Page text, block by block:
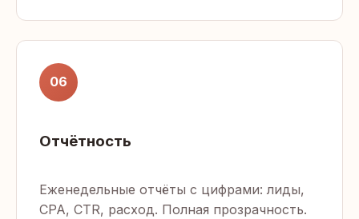
06
Отчётность
Еженедельные отчёты с цифрами: лиды,
CPA, CTR, расход. Полная прозрачность.